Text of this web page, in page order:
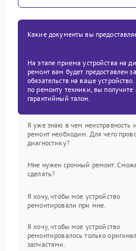
Какие документы вы
На этапе приема устройства на
ремонт вам будет предоставлен
обязательств на ваше
по ремонту техники, вы
гарантийный талон.
Я уже знаю в чем неисправность
ремонт необходим. Для чего
диагностику?
Мне нужен срочный ремонт.
сделать?
Я хочу, чтобы мое устройство
ремонтировали при мне.
Я хочу, чтобы мое устройство
ремонтировалось только
запчастями.